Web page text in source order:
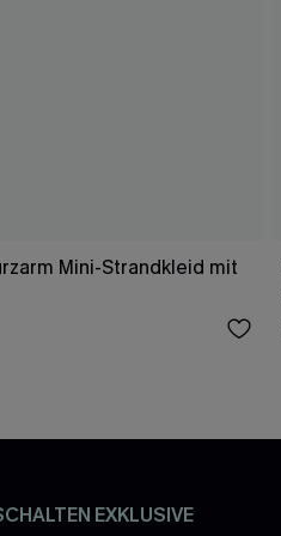
Mini-Strandkleid mit
EXKLUSIVE